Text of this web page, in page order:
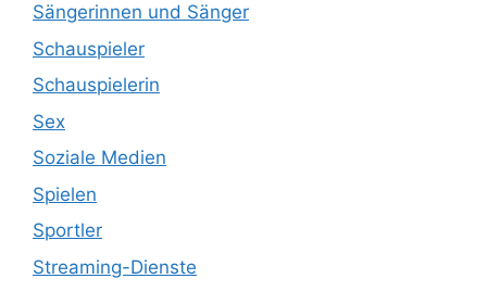
Sängerinnen und Sänger
Schauspieler
Schauspielerin
Sex
Soziale Medien
Spielen
Sportler
Streaming-Dienste